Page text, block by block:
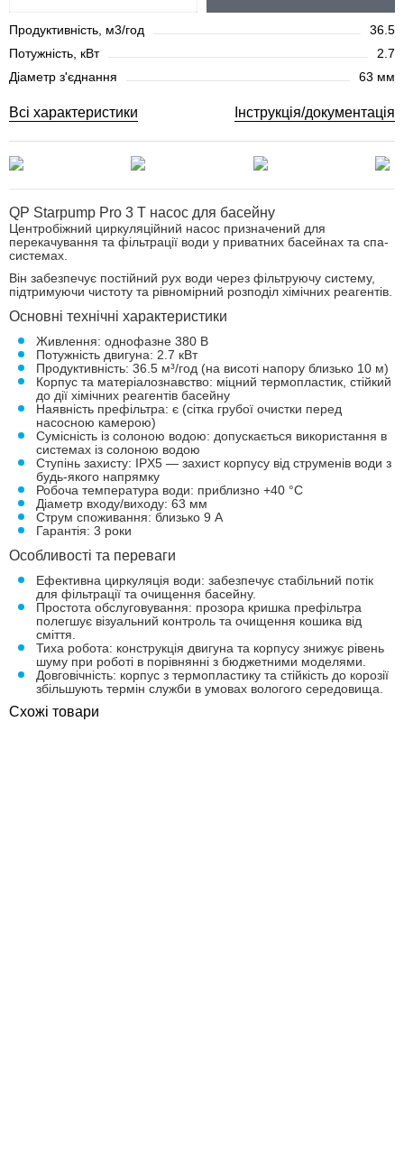
Продуктивність, м3/год
36.5
Потужність, кВт
2.7
Діаметр з'єднання
63 мм
Всі характеристики Інструкція/документація
QP Starpump Pro 3 Т насос для басейну
Центробіжний циркуляційний насос призначений для
перекачування та фільтрації води у приватних басейнах та спа-
системах.
Він забезпечує постійний рух води через фільтруючу систему,
підтримуючи чистоту та рівномірний розподіл хімічних реагентів.
Основні технічні характеристики
Живлення: однофазне 380 В
Потужність двигуна: 2.7 кВт
Продуктивність: 36.5 м³/год (на висоті напору близько 10 м)
Корпус та матеріалознавство: міцний термопластик, стійкий
до дії хімічних реагентів басейну
Наявність префільтра: є (сітка грубої очистки перед
насосною камерою)
Сумісність із солоною водою: допускається використання в
системах із солоною водою
Ступінь захисту: IPX5 — захист корпусу від струменів води з
будь-якого напрямку
Робоча температура води: приблизно +40 °C
Діаметр входу/виходу: 63 мм
Струм споживання: близько 9 А
Гарантія: 3 роки
Особливості та переваги
Ефективна циркуляція води: забезпечує стабільний потік
для фільтрації та очищення басейну.
Простота обслуговування: прозора кришка префільтра
полегшує візуальний контроль та очищення кошика від
сміття.
Тиха робота: конструкція двигуна та корпусу знижує рівень
шуму при роботі в порівнянні з бюджетними моделями.
Довговічність: корпус з термопластику та стійкість до корозії
збільшують термін служби в умовах вологого середовища.
Схожі товари